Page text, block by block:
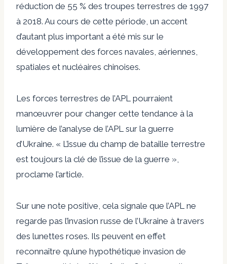
réduction de 55 % des troupes terrestres de 1997
à 2018. Au cours de cette période, un accent
d’autant plus important a été mis sur le
développement des forces navales, aériennes,
spatiales et nucléaires chinoises.
Les forces terrestres de l’APL pourraient
manœuvrer pour changer cette tendance à la
lumière de l’analyse de l’APL sur la guerre
d’Ukraine. « L’issue du champ de bataille terrestre
est toujours la clé de l’issue de la guerre »,
proclame l’article.
Sur une note positive, cela signale que l’APL ne
regarde pas l’invasion russe de l’Ukraine à travers
des lunettes roses. Ils peuvent en effet
reconnaître qu’une hypothétique invasion de